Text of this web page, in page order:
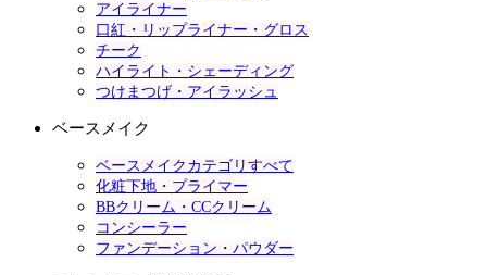
アイライナー
口紅・リップライナー・グロス
チーク
ハイライト・シェーディング
つけまつげ・アイラッシュ
ベースメイク
ベースメイクカテゴリすべて
化粧下地・プライマー
BBクリーム・CCクリーム
コンシーラー
ファンデーション・パウダー